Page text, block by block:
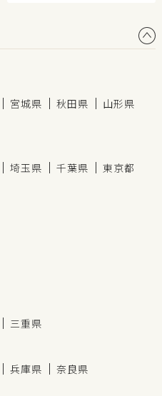
宮城県 秋田県
山形県
埼玉県 千葉県
東京都
三重県
兵庫県
奈良県